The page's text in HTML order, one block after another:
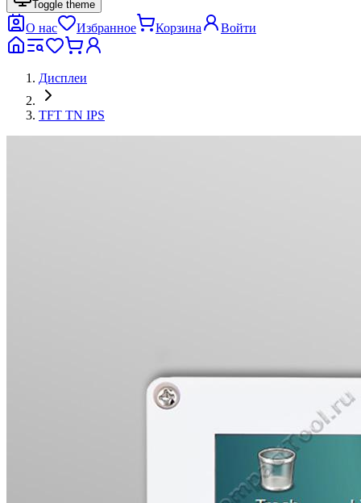
Toggle theme
О нас Избранное Корзина Войти
Дисплеи
TFT TN IPS